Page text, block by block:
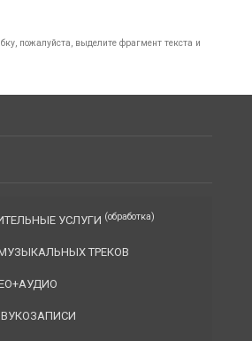
пожалуйста, выделите фрагмент текста и
УСЛУГИ (обработка)
ТРЕКОВ